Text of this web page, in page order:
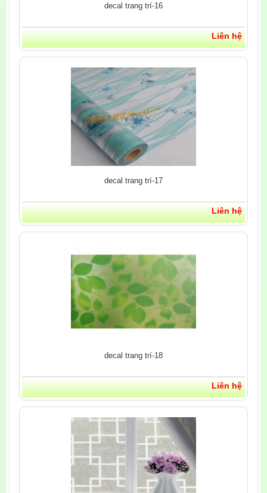
decal trang trí-16
Liên hệ
decal trang trí-17
Liên hệ
decal trang trí-18
Liên hệ